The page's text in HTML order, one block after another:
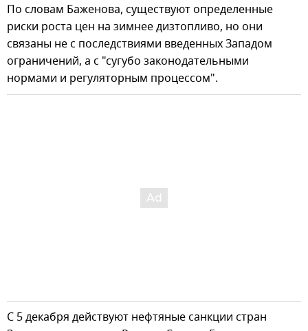
По словам Баженова, существуют определенные
риски роста цен на зимнее дизтопливо, но они
связаны не с последствиями введенных Западом
ограничений, а с "сугубо законодательными
нормами и регуляторным процессом".
С 5 декабря действуют нефтяные санкции стран